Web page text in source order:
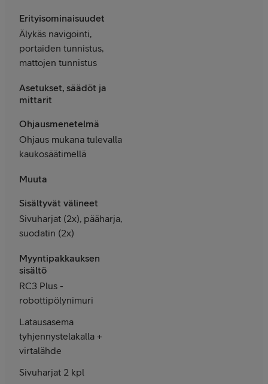
Erityisominaisuudet
Älykäs navigointi,
portaiden tunnistus,
mattojen tunnistus
Asetukset, säädöt ja
mittarit
Ohjausmenetelmä
Ohjaus mukana tulevalla
kaukosäätimellä
Muuta
Sisältyvät välineet
Sivuharjat (2x), pääharja,
suodatin (2x)
Myyntipakkauksen
sisältö
RC3 Plus -
robottipölynimuri
Latausasema
tyhjennystelakalla +
virtalähde
Sivuharjat 2 kpl